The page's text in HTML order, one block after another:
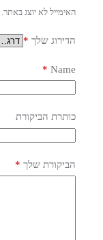
האימייל לא יוצג באתר.
הדירוג שלך *
Name
*
כותרת הביקורת
הביקורת שלך *